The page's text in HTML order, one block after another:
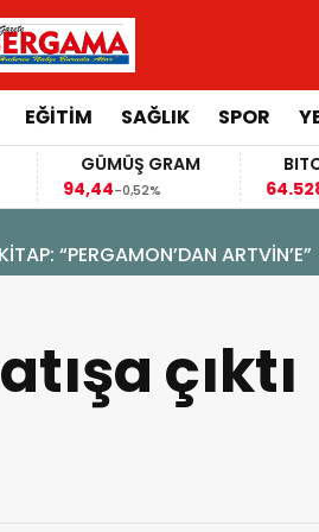
EĞİTİM SAĞLIK SPOR
GÜMÜŞ GRAM
94,44
-0,52%
BITCOIN
64.528,00-
“PERGAMON’DAN ARTVİN’E”
çıktı